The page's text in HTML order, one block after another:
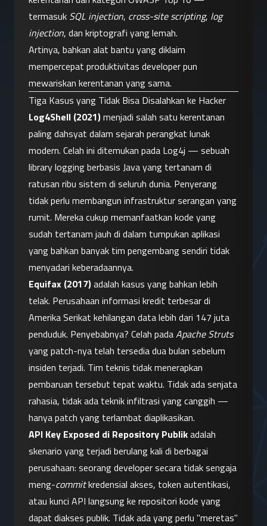
termasuk SQL injection, cross-site scripting, log
injection, dan kriptografi yang lemah.
Artinya, bahkan alat bantu yang diklaim
mempercepat produktivitas developer pun
mewariskan kerentanan yang sama.
Tiga Kasus yang Tidak Bisa Disalahkan ke Hacker
Log4Shell (2021) menjadi salah satu kerentanan
paling dahsyat dalam sejarah perangkat lunak
modern. Celah ini ditemukan pada Log4j — sebuah
library logging berbasis Java yang tertanam di
ratusan ribu sistem di seluruh dunia. Penyerang
tidak perlu membangun infrastruktur serangan yang
rumit. Mereka cukup memanfaatkan kode yang
sudah tertanam jauh di dalam tumpukan aplikasi
yang bahkan banyak tim pengembang sendiri tidak
menyadari keberadaannya.
Equifax (2017) adalah kasus yang bahkan lebih
telak. Perusahaan informasi kredit terbesar di
Amerika Serikat kehilangan data lebih dari 147 juta
penduduk. Penyebabnya? Celah pada Apache Struts
yang patch-nya telah tersedia dua bulan sebelum
insiden terjadi. Tim teknis tidak menerapkan
pembaruan tersebut tepat waktu. Tidak ada senjata
rahasia, tidak ada teknik infiltrasi yang canggih —
hanya patch yang terlambat diaplikasikan.
API Key Exposed di Repository Publik adalah
skenario yang terjadi berulang kali di berbagai
perusahaan: seorang developer secara tidak sengaja
meng-commit kredensial akses, token autentikasi,
atau kunci API langsung ke repositori kode yang
dapat diakses publik. Tidak ada yang perlu "meretas"